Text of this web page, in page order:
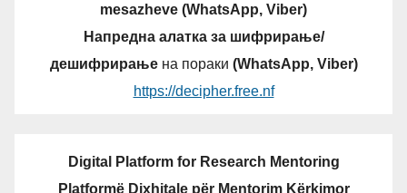
mesazheve (WhatsApp, Viber)
Напредна алатка за шифрирање/
дешифрирањена пораки (WhatsApp, Viber)
https://decipher.free.nf
Digital Platform for Research Mentoring
Platformë Dixhitale për Mentorim Kërkimor